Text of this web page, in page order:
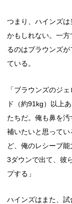
つまり、ハインズ
かもしれない。一
るのはブラウンズ
ている。
「ブラウンズのジ
ド（約91kg）以上
たちだ。俺も鼻を
補いたいと思って
ど、俺のレシーブ
3ダウンで出て、彼
プする」
ハインズはまた、